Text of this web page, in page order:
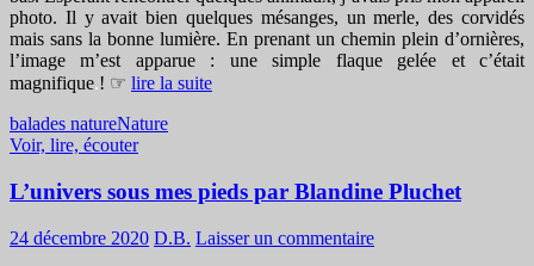
photo. Il y avait bien quelques mésanges, un merle, des corvidés
mais sans la bonne lumière. En prenant un chemin plein d’ornières,
l’image m’est apparue : une simple flaque gelée et c’était
magnifique.! ☞ lire la suite
balades natureNature
Voir, lire, écouter
L’univers sous mes pieds par Blandine Pluchet
24 décembre 2020 D.B. Laisser un commentaire